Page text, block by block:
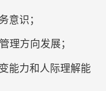
意识；
理方向发展；
能力和人际理解能